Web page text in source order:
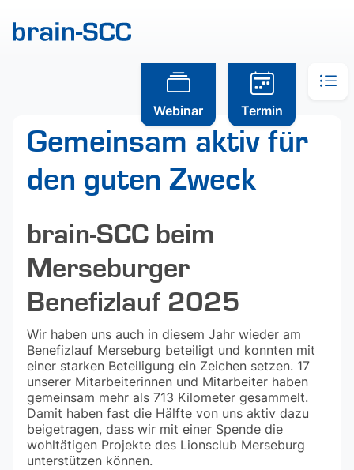
Webinar Termin
Gemeinsam aktiv für
den guten Zweck
brain-SCC beim
Merseburger
Benefizlauf 2025
Wir haben uns auch in diesem Jahr wieder am
Benefizlauf Merseburg beteiligt und konnten mit
einer starken Beteiligung ein Zeichen setzen. 17
unserer Mitarbeiterinnen und Mitarbeiter haben
gemeinsam mehr als 713 Kilometer gesammelt.
Damit haben fast die Hälfte von uns aktiv dazu
beigetragen, dass wir mit einer Spende die
wohltätigen Projekte des Lionsclub Merseburg
unterstützen können.